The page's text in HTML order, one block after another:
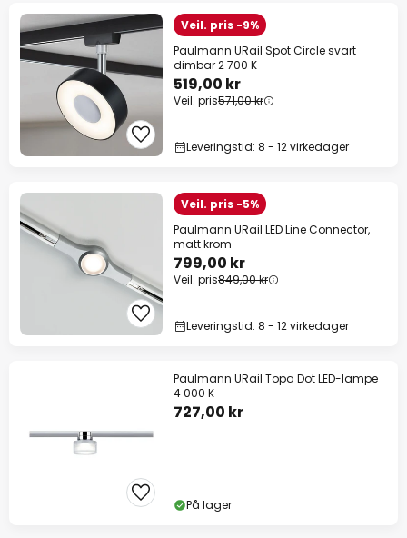
Veil. pris -9%
Paulmann URail Spot Circle svart
dimbar 2 700 K
519,00 kr
Veil. pris571,00 kr
Leveringstid: 8 - 12 virkedager
Veil. pris -5%
Paulmann URail LED Line Connector,
matt krom
799,00 kr
Veil. pris849,00 kr
Leveringstid: 8 - 12 virkedager
Paulmann URail Topa Dot LED-lampe
4 000 K
727,00 kr
På lager